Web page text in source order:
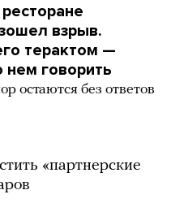
взрыв.
терактом —
нем говорить
остаются без ответов
«партнерские